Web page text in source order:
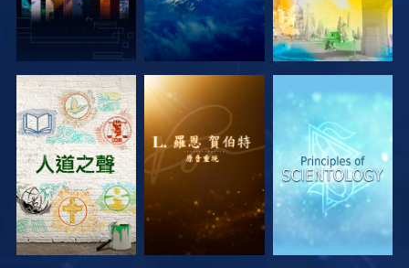
探索系列節目 探索系列節目 探索系列節目